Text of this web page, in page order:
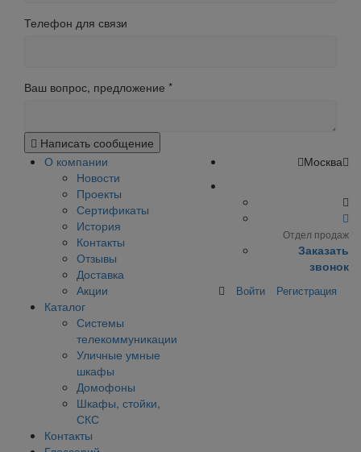
Телефон для связи
Ваш вопрос, предложение *
Написать сообщение
О компании
Новости
Проекты
Сертификаты
История
Контакты
Отзывы
Доставка
Акции
Каталог
Системы
телекоммуникации
Уличные умные
шкафы
Домофоны
Шкафы, стойки,
СКС
Контакты
Москва
Отдел продаж
Заказать
звонок
Войти Регистрация